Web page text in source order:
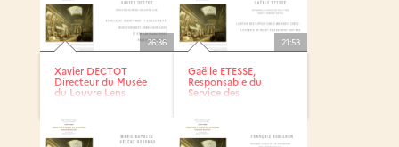
26:36
Xavier DECTOT
Directeur du Musée
du Louvre-Lens
21:53
Gaëlle ETESSE,
Responsable du
Service des